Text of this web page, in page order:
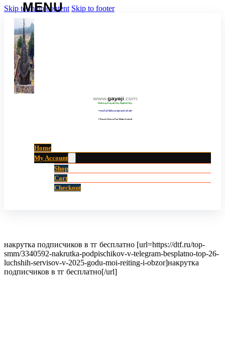
Skip to main content Skip to footer
www.gayaji.com
Making Gayaji City Digital City.
“गयाजी को डिजिटल शहर बनाने की ओर”
(Touch Here For Main Links)
Home
My Account
Shop
Cart
Checkout
накрутка подписчиков в тг бесплатно [url=https://dtf.ru/top-
smm/3340592-nakrutka-podpischikov-v-telegram-besplatno-top-26-
luchshih-servisov-v-2025-godu-moi-reiting-i-obzor]накрутка
подписчиков в тг бесплатно[/url]